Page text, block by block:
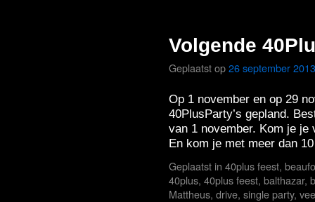
Volgende
Geplaatst op26 september 2013
Op 1 november en op 29
40PlusParty’s gepland.
van 1 november. Kom je je
En kom je met meer dan
Geplaatst in 40plus feest,
40plus, 40plus feest, balthazar,
Mattheus, drive, single party,